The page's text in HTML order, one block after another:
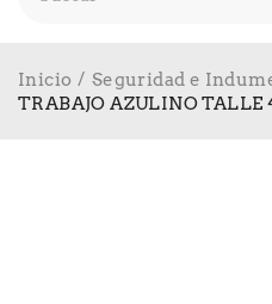
Inicio / Seguridad e
TRABAJO AZULINO TALLE